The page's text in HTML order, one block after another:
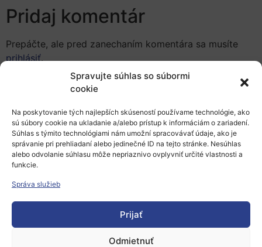
Spravujte súhlas so súbormi
cookie
Na poskytovanie tých najlepších skúseností používame technológie, ako
sú súbory cookie na ukladanie a/alebo prístup k informáciám o zariadení.
Súhlas s týmito technológiami nám umožní spracovávať údaje, ako je
správanie pri prehliadaní alebo jedinečné ID na tejto stránke. Nesúhlas
alebo odvolanie súhlasu môže nepriaznivo ovplyvniť určité vlastnosti a
funkcie.
Správa služieb
Prijať
Odmietnuť
Pridaj komentár
Prepáčte, ale pred zanechaním komentára sa musíte
prihlásiť.
Európsky výskumný priestor
Grantové programy pre výskum
Odber noviniek